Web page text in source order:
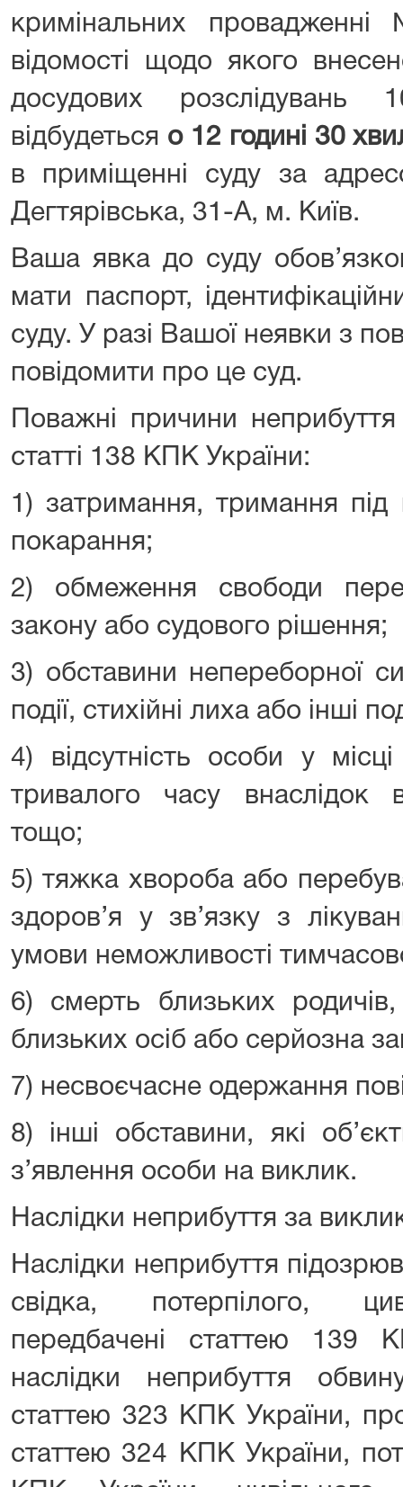
кримінальних
відомості щодо якого
досудових розслідувань
відбудеться о 12 годині 30
в приміщенні суду за
Дегтярівська, 31-А, м. Київ.
Ваша явка до суду
мати паспорт,
суду. У разі Вашої неявки з
повідомити про це суд.
Поважні причини
статті 138 КПК України:
1) затримання, тримання під
покарання;
2) обмеження свободи
закону або судового рішення;
3) обставини непереборної
події, стихійні лиха або інші
4) відсутність особи у
тривалого часу внаслідок
тощо;
5) тяжка хвороба або
здоров’я у зв’язку з
умови неможливості
6) смерть близьких
близьких осіб або серйозна
7) несвоєчасне одержання
8) інші обставини, які
з’явлення особи на виклик.
Наслідки неприбуття за
Наслідки неприбуття
свідка, потерпілого,
передбачені статтею 139
наслідки неприбуття
статтею 323 КПК України,
статтею 324 КПК України,